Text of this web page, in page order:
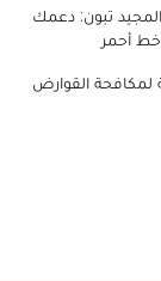
تبون: دعمك
أحمر
القوارض